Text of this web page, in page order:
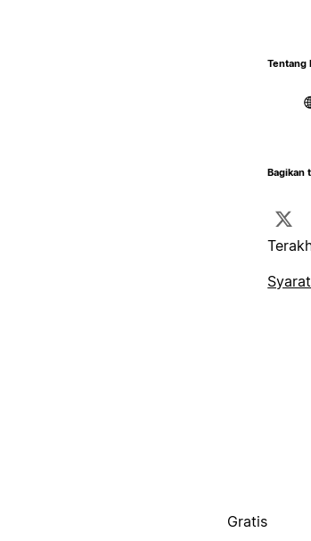
Tentang
Bagikan
Gratis